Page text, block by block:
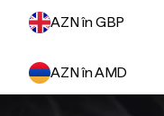
AZN în GBP
AZN în AMD